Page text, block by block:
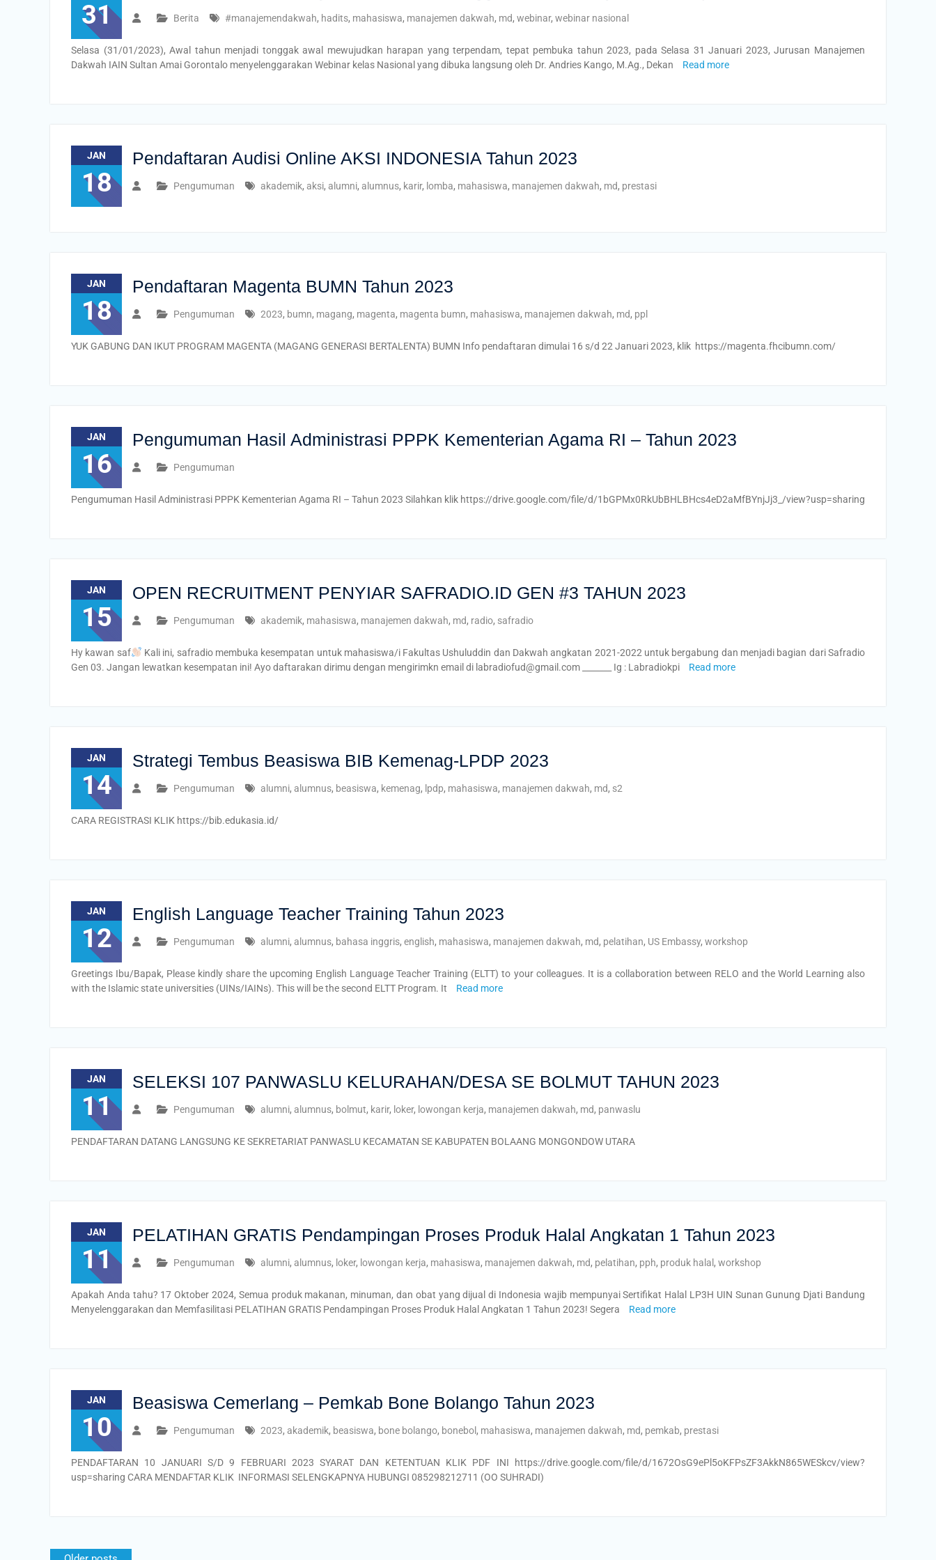
31 Berita #manajemendakwah, hadits, mahasiswa, manajemen dakwah, md, webinar, webinar nasional
Selasa (31/01/2023), Awal tahun menjadi tonggak awal mewujudkan harapan yang terpendam, tepat pembuka tahun 2023, pada Selasa 31 Januari 2023, Jurusan Manajemen
Dakwah IAIN Sultan Amai Gorontalo menyelenggarakan Webinar kelas Nasional yang dibuka langsung oleh Dr. Andries Kango, M.Ag., Dekan
Read more
JAN
18
Pendaftaran Audisi Online AKSI INDONESIA Tahun 2023
Pengumuman akademik, aksi, alumni, alumnus, karir, lomba, mahasiswa, manajemen dakwah, md, prestasi
JAN
18
Pendaftaran Magenta BUMN Tahun 2023
Pengumuman 2023, bumn, magang, magenta, magenta bumn, mahasiswa, manajemen dakwah, md, ppl
YUK GABUNG DAN IKUT PROGRAM MAGENTA (MAGANG GENERASI BERTALENTA) BUMN Info pendaftaran dimulai 16 s/d 22 Januari 2023, klik https://magenta.fhcibumn.com/
JAN
16
Pengumuman Hasil Administrasi PPPK Kementerian Agama RI – Tahun 2023
Pengumuman
Pengumuman Hasil Administrasi PPPK Kementerian Agama RI – Tahun 2023 Silahkan klik https://drive.google.com/file/d/1bGPMx0RkUbBHLBHcs4eD2aMfBYnjJj3_/view?usp=sharing
JAN
15
OPEN RECRUITMENT PENYIAR SAFRADIO.ID GEN #3 TAHUN 2023
Pengumuman akademik, mahasiswa, manajemen dakwah, md, radio, safradio
Hy kawan saf
Kali ini, safradio membuka kesempatan untuk mahasiswa/i Fakultas Ushuluddin dan Dakwah angkatan 2021-2022 untuk bergabung dan menjadi bagian dari Safradio
Gen 03. Jangan lewatkan kesempatan ini! Ayo daftarakan dirimu dengan mengirimkn email di labradiofud@gmail.com _______ Ig : Labradiokpi
Read more
JAN
14
Strategi Tembus Beasiswa BIB Kemenag-LPDP 2023
Pengumuman alumni, alumnus, beasiswa, kemenag, lpdp, mahasiswa, manajemen dakwah, md, s2
CARA REGISTRASI KLIK https://bib.edukasia.id/
JAN
12
English Language Teacher Training Tahun 2023
Pengumuman alumni, alumnus, bahasa inggris, english, mahasiswa, manajemen dakwah, md, pelatihan, US Embassy, workshop
Greetings Ibu/Bapak, Please kindly share the upcoming English Language Teacher Training (ELTT) to your colleagues. It is a collaboration between RELO and the World Learning also
with the Islamic state universities (UINs/IAINs). This will be the second ELTT Program. It
Read more
JAN
11
SELEKSI 107 PANWASLU KELURAHAN/DESA SE BOLMUT TAHUN 2023
Pengumuman alumni, alumnus, bolmut, karir, loker, lowongan kerja, manajemen dakwah, md, panwaslu
PENDAFTARAN DATANG LANGSUNG KE SEKRETARIAT PANWASLU KECAMATAN SE KABUPATEN BOLAANG MONGONDOW UTARA
JAN
11
PELATIHAN GRATIS Pendampingan Proses Produk Halal Angkatan 1 Tahun 2023
Pengumuman alumni, alumnus, loker, lowongan kerja, mahasiswa, manajemen dakwah, md, pelatihan, pph, produk halal , workshop
Apakah Anda tahu? 17 Oktober 2024, Semua produk makanan, minuman, dan obat yang dijual di Indonesia wajib mempunyai Sertifikat Halal LP3H UIN Sunan Gunung Djati Bandung
Menyelenggarakan dan Memfasilitasi PELATIHAN GRATIS Pendampingan Proses Produk Halal Angkatan 1 Tahun 2023! Segera
Read more
JAN
10
Beasiswa Cemerlang – Pemkab Bone Bolango Tahun 2023
Pengumuman 2023, akademik, beasiswa, bone bolango, bonebol , mahasiswa, manajemen dakwah, md, pemkab, prestasi
PENDAFTARAN 10 JANUARI S/D 9 FEBRUARI 2023 SYARAT DAN KETENTUAN KLIK PDF INI https://drive.google.com/file/d/1672OsG9ePl5oKFPsZF3AkkN865WESkcv/view?
usp=sharing CARA MENDAFTAR KLIK INFORMASI SELENGKAPNYA HUBUNGI 085298212711 (OO SUHRADI)